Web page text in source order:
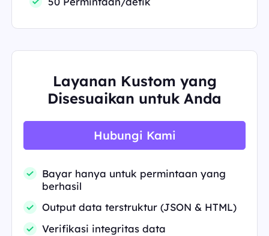
Layanan Kustom yang
Disesuaikan untuk Anda
Hubungi Kami
Bayar hanya untuk permintaan yang
berhasil
Output data terstruktur (JSON & HTML)
Verifikasi integritas data